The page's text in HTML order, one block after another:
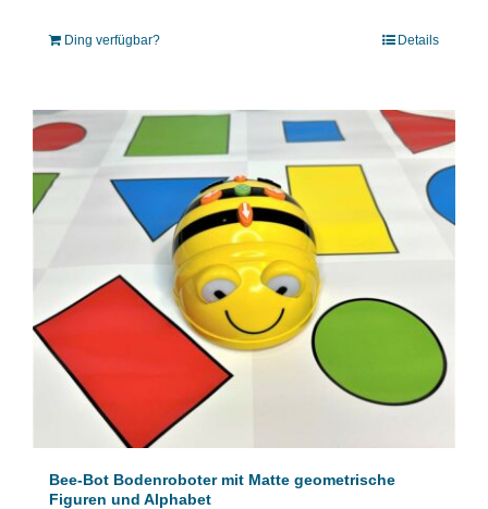
Ding verfügbar? Details
Bee-Bot Bodenroboter mit Matte geometrische
Figuren und Alphabet